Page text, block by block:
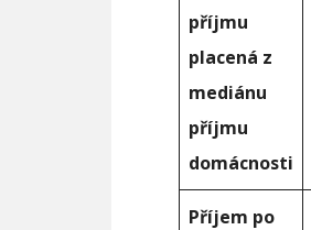
příjmu
placená z
mediánu
příjmu
domácnosti
Příjem po